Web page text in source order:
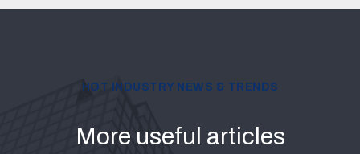
HOT INDUSTRY NEWS & TRENDS
More useful articles